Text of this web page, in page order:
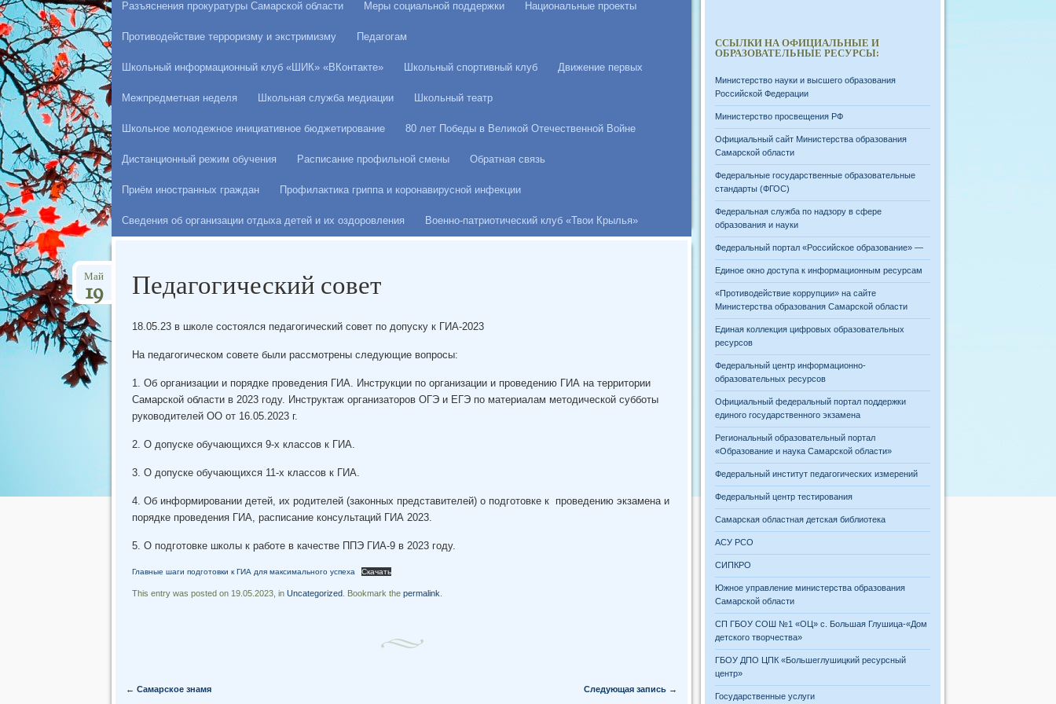
Разъяснения прокуратуры Самарской области Меры социальной поддержки Национальные проекты
Противодействие терроризму и экстримизму Педагогам
Школьный информационный клуб «ШИК» «ВКонтакте» Школьный спортивный клуб Движение первых
Межпредметная неделя Школьная служба медиации Школьный театр
Школьное молодежное инициативное бюджетирование 80 лет Победы в Великой Отечественной Войне
Дистанционный режим обучения Расписание профильной смены Обратная связь
Приём иностранных граждан Профилактика гриппа и коронавирусной инфекции
Сведения об организации отдыха детей и их оздоровления Военно-патриотический клуб «Твои Крылья»
Педагогический совет
Май
19
18.05.23 в школе состоялся педагогический совет по допуску к ГИА-2023
На педагогическом совете были рассмотрены следующие вопросы:
1. Об организации и порядке проведения ГИА. Инструкции по организации и проведению ГИА на территории
Самарской области в 2023 году. Инструктаж организаторов ОГЭ и ЕГЭ по материалам методической субботы
руководителей ОО от 16.05.2023 г.
2. О допуске обучающихся 9-х классов к ГИА.
3. О допуске обучающихся 11-х классов к ГИА.
4. Об информировании детей, их родителей (законных представителей) о подготовке к проведению экзамена и
порядке проведения ГИА, расписание консультаций ГИА 2023.
5. О подготовке школы к работе в качестве ППЭ ГИА-9 в 2023 году.
Главные шаги подготовки к ГИА для максимального успеха Скачать
This entry was posted on 19.05.2023, in Uncategorized. Bookmark the permalink
Post navigation
← Самарское знамя Следующая запись →
ССЫЛКИ НА ОФИЦИАЛЬНЫЕ И
ОБРАЗОВАТЕЛЬНЫЕ РЕСУРСЫ:
Министерство науки и высшего образования
Российской Федерации
Министерство просвещения РФ
Официальный сайт Министерства образования
Самарской области
Федеральные государственные образовательные
стандарты (ФГОС)
Федеральная служба по надзору в сфере
образования и науки
Федеральный портал «Российское образование» —
Единое окно доступа к информационным ресурсам
«Противодействие коррупции» на сайте
Министерства образования Самарской области
Единая коллекция цифровых образовательных
ресурсов
Федеральный центр информационно-
образовательных ресурсов
Официальный федеральный портал поддержки
единого государственного экзамена
Региональный образовательный портал
«Образование и наука Самарской области»
Федеральный институт педагогических измерений
Федеральный центр тестирования
Самарская областная детская библиотека
АСУ РСО
СИПКРО
Южное управление министерства образования
Самарской области
СП ГБОУ СОШ №1 «ОЦ» с. Большая Глушица-«Дом
детского творчества»
ГБОУ ДПО ЦПК «Большеглушицкий ресурсный
центр»
Государственные услуги